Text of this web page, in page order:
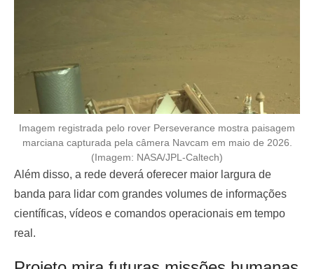
Imagem registrada pelo rover Perseverance mostra paisagem
marciana capturada pela câmera Navcam em maio de 2026.
(Imagem: NASA/JPL-Caltech)
Além disso, a rede deverá oferecer maior largura de
banda para lidar com grandes volumes de informações
científicas, vídeos e comandos operacionais em tempo
real.